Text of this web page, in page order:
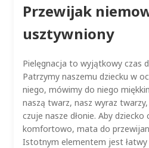
Przewijak
usztywniony
Pielęgnacja to wyjątkowy czas
Patrzymy naszemu dziecku w
niego, mówimy do niego
naszą twarz, nasz wyraz
czuje nasze dłonie. Aby dziecko
komfortowo, mata do
Istotnym elementem jest